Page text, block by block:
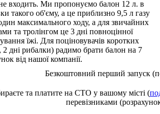
входить. Ми пропонуємо балон 12 л. в
такого об'єму, а це приблизно 9,5 л газу
максимального ходу, а для звичайних
та тролінгом це 3 дні повноцінної
їжі. Для поціновувачів коротких
2 дні рибалки) радимо брати балон на 7
від нашої компанії.
Безкоштовний перший запуск
та платите на СТО у вашому місті (
перевізниками